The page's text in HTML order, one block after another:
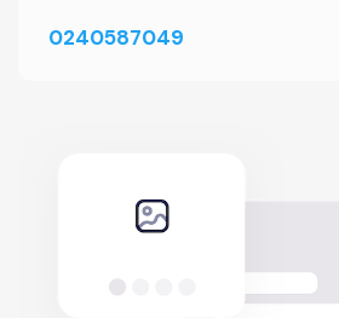
0240587049